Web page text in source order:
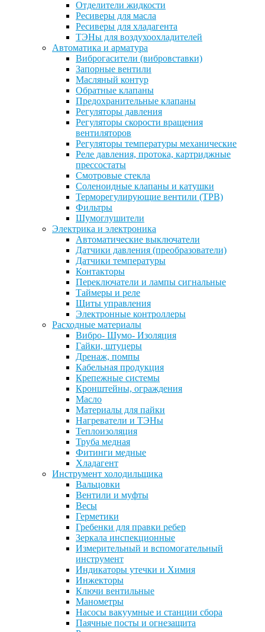
Отделители жидкости
Ресиверы для масла
Ресиверы для хладагента
ТЭНы для воздухоохладителей
Автоматика и арматура
Виброгасители (вибровставки)
Запорные вентили
Масляный контур
Обратные клапаны
Предохранительные клапаны
Регуляторы давления
Регуляторы скорости вращения
вентиляторов
Регуляторы температуры механические
Реле давления, протока, картриджные
прессостаты
Смотровые стекла
Соленоидные клапаны и катушки
Терморегулирующие вентили (ТРВ)
Фильтры
Шумоглушители
Электрика и электроника
Автоматические выключатели
Датчики давления (преобразователи)
Датчики температуры
Контакторы
Переключатели и лампы сигнальные
Таймеры и реле
Щиты управления
Электронные контроллеры
Расходные материалы
Вибро- Шумо- Изоляция
Гайки, штуцеры
Дренаж, помпы
Кабельная продукция
Крепежные системы
Кронштейны, ограждения
Масло
Материалы для пайки
Нагреватели и ТЭНы
Теплоизоляция
Труба медная
Фитинги медные
Хладагент
Инструмент холодильщика
Вальцовки
Вентили и муфты
Весы
Герметики
Гребенки для правки ребер
Зеркала инспекционные
Измерительный и вспомогательный
инструмент
Индикаторы утечки и Химия
Инжекторы
Ключи вентильные
Манометры
Насосы вакуумные и станции сбора
Паячные посты и огнезащита